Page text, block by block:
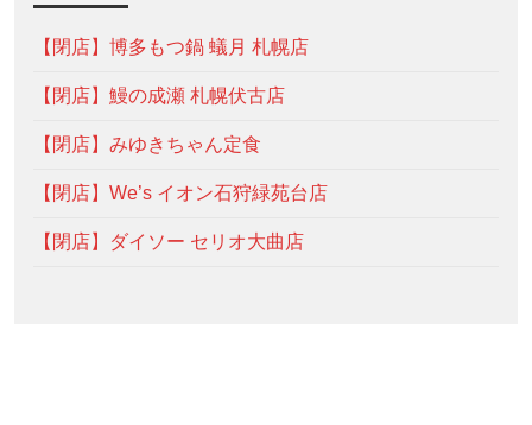
【閉店】博多もつ鍋 蟻月 札幌店
【閉店】鰻の成瀬 札幌伏古店
【閉店】みゆきちゃん定食
【閉店】We’s イオン石狩緑苑台店
【閉店】ダイソー セリオ大曲店